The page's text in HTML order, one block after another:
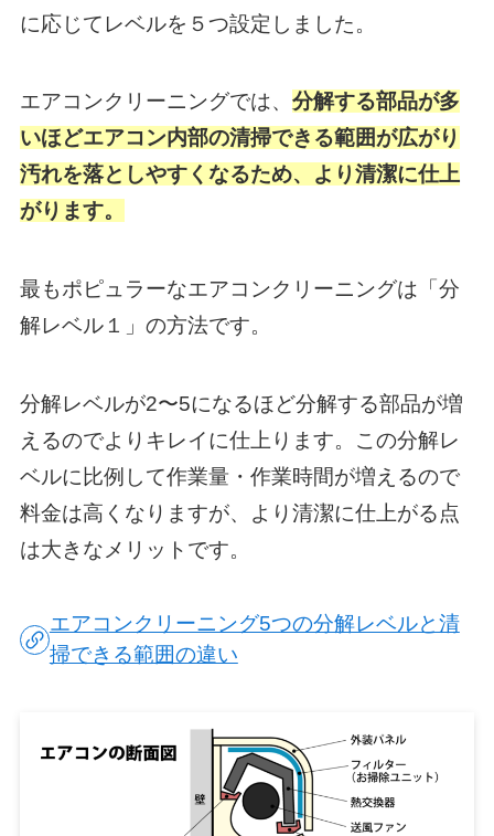
に応じてレベルを５つ設定しました。
エアコンクリーニングでは、 分解する部品が多
いほどエアコン内部の清掃できる範囲が広がり
汚れを落としやすくなるため、より清潔に仕上
がります。
最もポピュラーなエアコンクリーニングは「分
解レベル１」の方法です。
分解レベルが2〜5になるほど分解する部品が増
えるのでよりキレイに仕上ります。この分解レ
ベルに比例して作業量・作業時間が増えるので
料金は高くなりますが、より清潔に仕上がる点
は大きなメリットです。
エアコンクリーニング5つの分解レベルと清
掃できる範囲の違い